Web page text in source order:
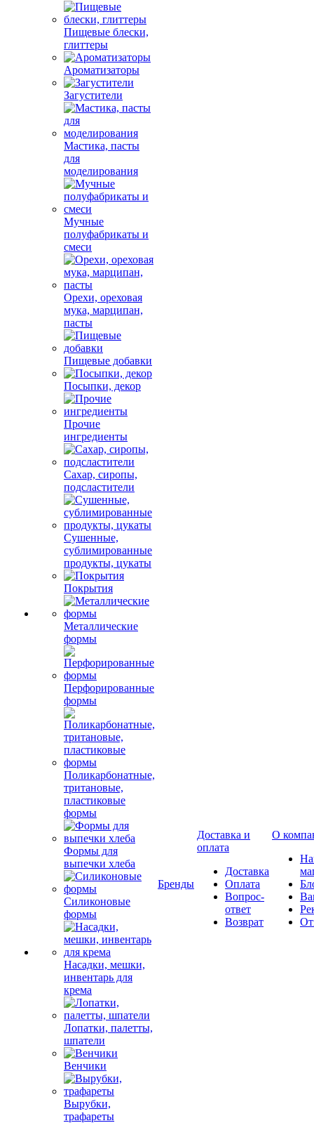
Пищевые блески,
глиттеры
Ароматизаторы
Загустители
Мастика, пасты
для
моделирования
Мучные
полуфабрикаты и
смеси
Орехи, ореховая
мука, марципан,
пасты
Пищевые добавки
Посыпки, декор
Прочие
ингредиенты
Сахар, сиропы,
подсластители
Сушенные,
сублимированные
продукты, цукаты
Покрытия
Металлические
формы
Перфорированные
формы
Поликарбонатные,
тритановые,
пластиковые
формы
Формы для
выпечки хлеба
Силиконовые
формы
Насадки, мешки,
инвентарь для
крема
Лопатки, палетты,
шпатели
Венчики
Вырубки,
трафареты
Бренды
Доставка и
оплата
Доставка
Оплата
Вопрос-
ответ
Возврат
О